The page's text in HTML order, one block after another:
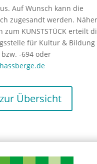
Auf Wunsch kann die
zugesandt werden.
zum KUNSTSTÜCK erteilt
für Kultur &
-694 oder
Übersicht